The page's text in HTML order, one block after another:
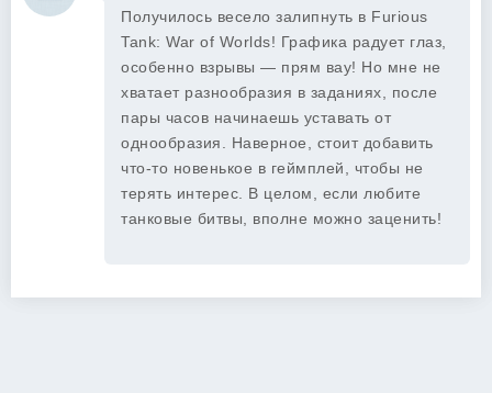
Получилось весело залипнуть в Furious
Tank: War of Worlds! Графика радует глаз,
особенно взрывы — прям вау! Но мне не
хватает разнообразия в заданиях, после
пары часов начинаешь уставать от
однообразия. Наверное, стоит добавить
что-то новенькое в геймплей, чтобы не
терять интерес. В целом, если любите
танковые битвы, вполне можно заценить!